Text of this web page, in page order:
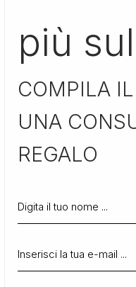
più
COMPILA
UNA
REGALO